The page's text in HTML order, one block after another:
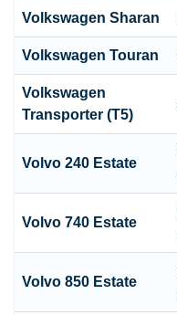
Volkswagen Sharan
Volkswagen Touran
Volkswagen
Transporter (T5)
Volvo 240 Estate
Volvo 740 Estate
Volvo 850 Estate